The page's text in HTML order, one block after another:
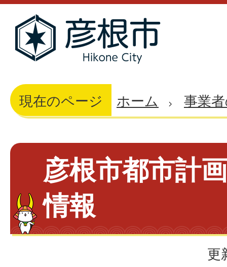
現在のページ ホーム 事業
彦根市都市計
情報
更